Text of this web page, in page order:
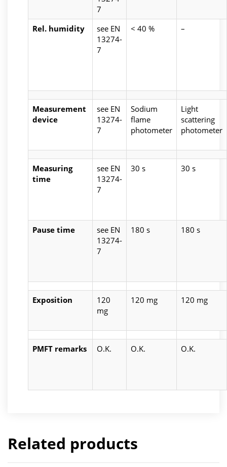
7
Rel. humidity
see EN
13274-
7
< 40 % –
Measurement
device
see EN
13274-
7
Sodium
flame
photometer
Light
scattering
photometer
Measuring
time
see EN
13274-
7
30 s 30 s
Pause time
see EN
13274-
7
180 s 180 s
Exposition
120
mg
120 mg 120 mg
PMFT remarks O.K. O.K. O.K.
Related products